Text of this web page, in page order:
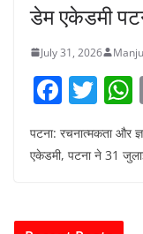
डेम एकेडमी
July 31, 2026
F
c
T
itt
पटना: रचनात्मकता और
एकेडमी, पटना ने 31